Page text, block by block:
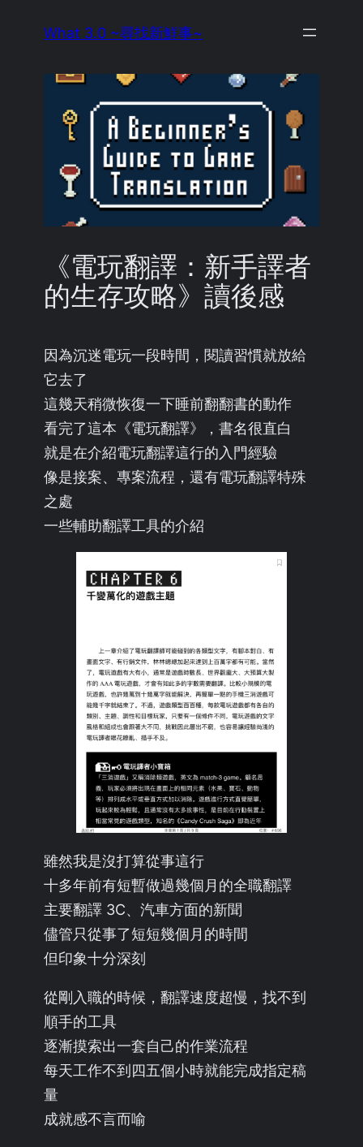
What 3.0 ~尋找新鮮事~
《電玩翻譯：新手譯者
的生存攻略》讀後感
因為沉迷電玩一段時間，閱讀習慣就放給
它去了
這幾天稍微恢復一下睡前翻翻書的動作
看完了這本《電玩翻譯》，書名很直白
就是在介紹電玩翻譯這行的入門經驗
像是接案、專案流程，還有電玩翻譯特殊
之處
一些輔助翻譯工具的介紹
雖然我是沒打算從事這行
十多年前有短暫做過幾個月的全職翻譯
主要翻譯 3C、汽車方面的新聞
儘管只從事了短短幾個月的時間
但印象十分深刻
從剛入職的時候，翻譯速度超慢，找不到
順手的工具
逐漸摸索出一套自己的作業流程
每天工作不到四五個小時就能完成指定稿
量
成就感不言而喻